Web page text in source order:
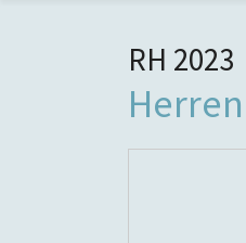
RH 2023